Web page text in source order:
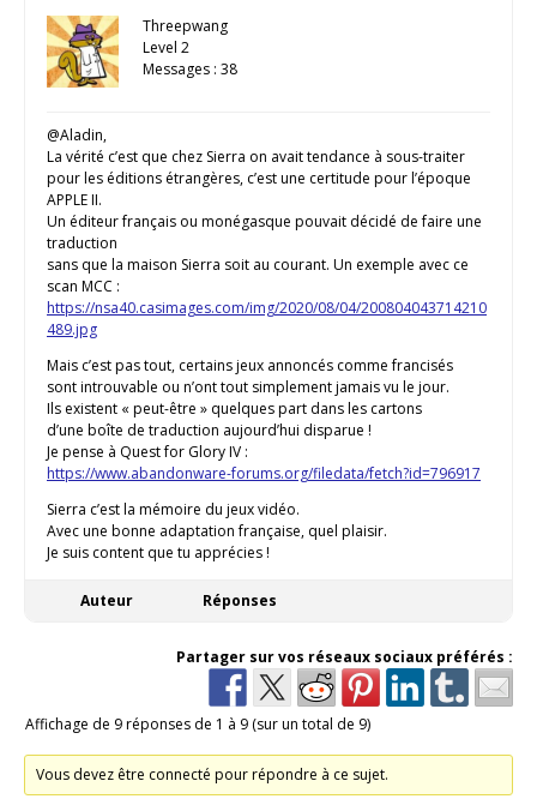
Threepwang
Level 2
Messages : 38
@Aladin,
La vérité c’est que chez Sierra on avait tendance à sous-traiter
pour les éditions étrangères, c’est une certitude pour l’époque
APPLE II.
Un éditeur français ou monégasque pouvait décidé de faire une
traduction
sans que la maison Sierra soit au courant. Un exemple avec ce
scan MCC :
https://nsa40.casimages.com/img/2020/08/04/200804043714210
489.jpg
Mais c’est pas tout, certains jeux annoncés comme francisés
sont introuvable ou n’ont tout simplement jamais vu le jour.
Ils existent « peut-être » quelques part dans les cartons
d’une boîte de traduction aujourd’hui disparue !
Je pense à Quest for Glory IV :
https://www.abandonware-forums.org/filedata/fetch?id=796917
Sierra c’est la mémoire du jeux vidéo.
Avec une bonne adaptation française, quel plaisir.
Je suis content que tu apprécies !
Auteur Réponses
Partager sur vos réseaux sociaux préférés :
Affichage de 9 réponses de 1 à 9 (sur un total de 9)
Vous devez être connecté pour répondre à ce sujet.